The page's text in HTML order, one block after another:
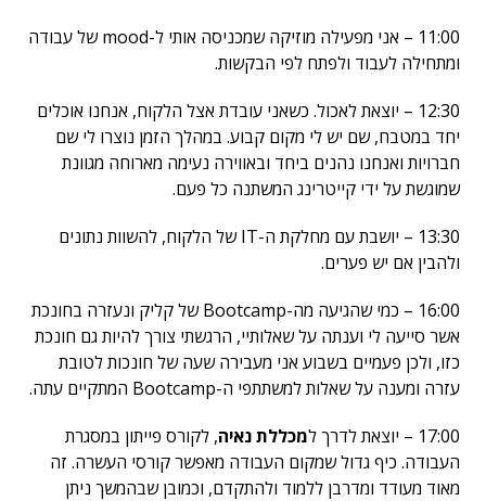
11:00 – אני מפעילה מוזיקה שמכניסה אותי ל-mood של עבודה
ומתחילה לעבוד ולפתח לפי הבקשות.
12:30 – יוצאת לאכול. כשאני עובדת אצל הלקוח, אנחנו אוכלים
יחד במטבח, שם יש לי מקום קבוע. במהלך הזמן נוצרו לי שם
חברויות ואנחנו נהנים ביחד ובאווירה נעימה מארוחה מגוונת
שמוגשת על ידי קייטרינג המשתנה כל פעם.
13:30 – יושבת עם מחלקת ה-IT של הלקוח, להשוות נתונים
ולהבין אם יש פערים.
16:00 – כמי שהגיעה מה-Bootcamp של קליק ונעזרה בחונכת
אשר סייעה לי וענתה על שאלותיי, הרגשתי צורך להיות גם חונכת
כזו, ולכן פעמיים בשבוע אני מעבירה שעה של חונכות לטובת
עזרה ומענה על שאלות למשתתפי ה-Bootcamp המתקיים עתה.
17:00 – יוצאת לדרך ל
מכללת נאיה, לקורס פייתון במסגרת
העבודה. כיף גדול שמקום העבודה מאפשר קורסי העשרה. זה
מאוד מעודד ומדרבן ללמוד ולהתקדם, וכמובן שבהמשך ניתן